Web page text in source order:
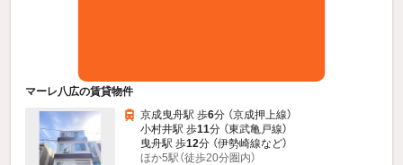
マーレ八広の賃貸物件
京成曳舟駅 歩6分 （京成押上線）
小村井駅 歩11分 （東武亀戸線）
曳舟駅 歩12分 （伊勢崎線など）
ほか5駅（徒歩20分圏内）